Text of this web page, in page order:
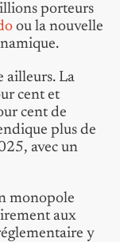
porteurs
ou la nouvelle
ailleurs. La
cent et
cent de
plus de
avec un
monopole
aux
y